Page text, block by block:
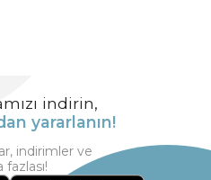
indirin,
yararlanın!
indirimler ve
fazlası!